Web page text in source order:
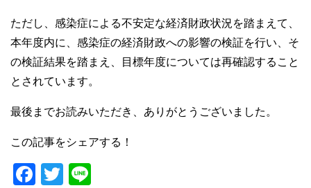
ただし、感染症による不安定な経済財政状況を踏まえて、
本年度内に、感染症の経済財政への影響の検証を行い、そ
の検証結果を踏まえ、目標年度については再確認すること
とされています。
最後までお読みいただき、ありがとうございました。
この記事をシェアする！
F
T